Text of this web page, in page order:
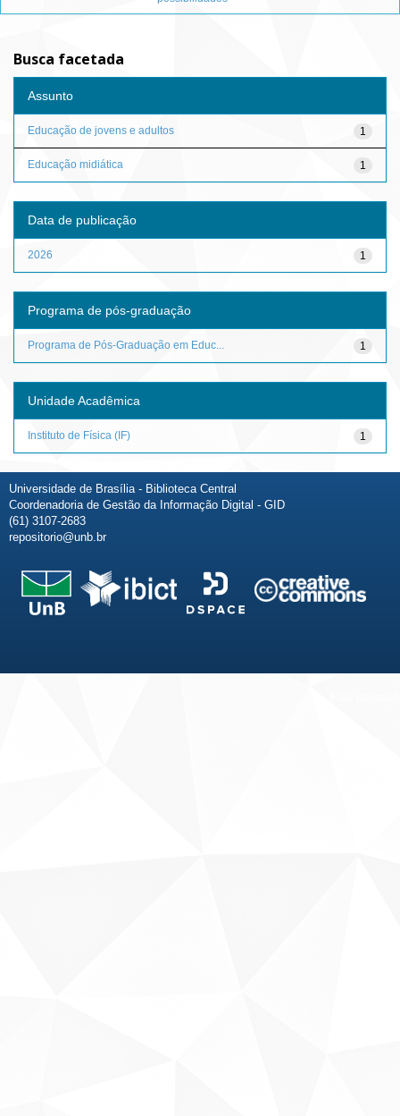
Busca facetada
Assunto
1
Educação de jovens e adultos
1
Educação midiática
Data de publicação
1
2026
Programa de pós-graduação
1
Programa de Pós-Graduação em Educ...
Unidade Acadêmica
1
Instituto de Física (IF)
Universidade de Brasília - Biblioteca Central
Coordenadoria de Gestão da Informação Digital - GID
(61) 3107-2683
repositorio@unb.br